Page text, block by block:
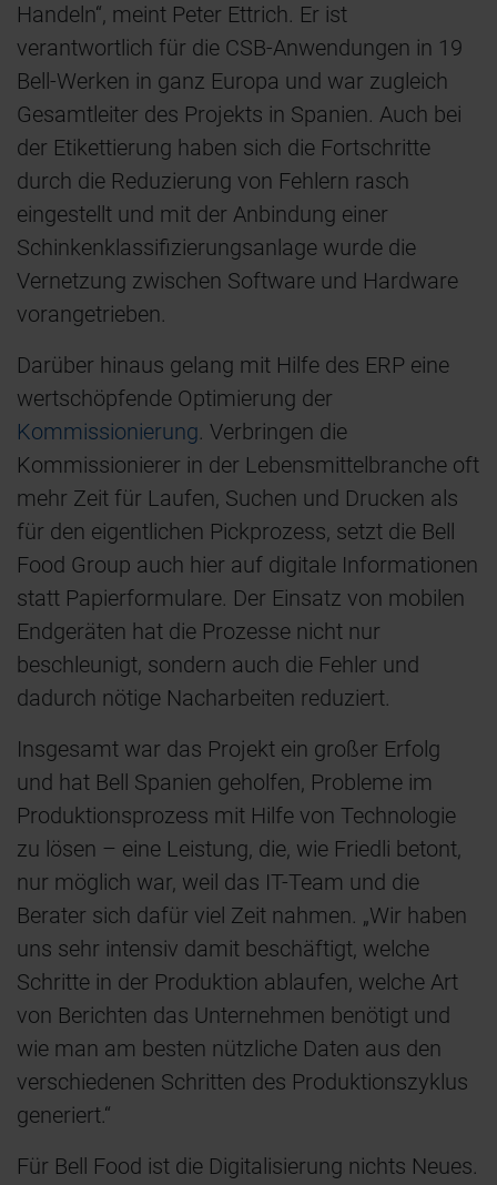
Handeln“, meint Peter Ettrich. Er ist
verantwortlich für die CSB-Anwendungen in 19
Bell-Werken in ganz Europa und war zugleich
Gesamtleiter des Projekts in Spanien. Auch bei
der Etikettierung haben sich die Fortschritte
durch die Reduzierung von Fehlern rasch
eingestellt und mit der Anbindung einer
Schinkenklassifizierungsanlage wurde die
Vernetzung zwischen Software und Hardware
vorangetrieben.
Darüber hinaus gelang mit Hilfe des ERP eine
wertschöpfende Optimierung der
Kommissionierung. Verbringen die
Kommissionierer in der Lebensmittelbranche oft
mehr Zeit für Laufen, Suchen und Drucken als
für den eigentlichen Pickprozess, setzt die Bell
Food Group auch hier auf digitale Informationen
statt Papierformulare. Der Einsatz von mobilen
Endgeräten hat die Prozesse nicht nur
beschleunigt, sondern auch die Fehler und
dadurch nötige Nacharbeiten reduziert.
Insgesamt war das Projekt ein großer Erfolg
und hat Bell Spanien geholfen, Probleme im
Produktionsprozess mit Hilfe von Technologie
zu lösen – eine Leistung, die, wie Friedli betont,
nur möglich war, weil das IT-Team und die
Berater sich dafür viel Zeit nahmen. „Wir haben
uns sehr intensiv damit beschäftigt, welche
Schritte in der Produktion ablaufen, welche Art
von Berichten das Unternehmen benötigt und
wie man am besten nützliche Daten aus den
verschiedenen Schritten des Produktionszyklus
generiert.“
Für Bell Food ist die Digitalisierung nichts Neues.